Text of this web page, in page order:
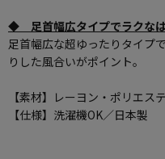
◆ 足首幅広タイプでラクな
足首幅広な超ゆったりタイプ
りした風合いがポイント。
【素材】レーヨン・ポリエス
【仕様】洗濯機OK／日本製